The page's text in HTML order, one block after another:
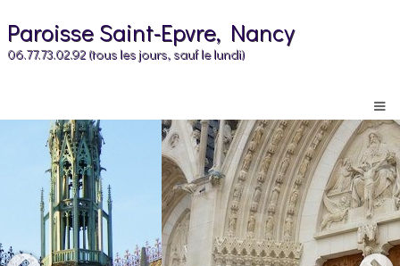
Paroisse Saint-Epvre, Nancy
06.77.73.02.92 (tous les jours, sauf le lundi)